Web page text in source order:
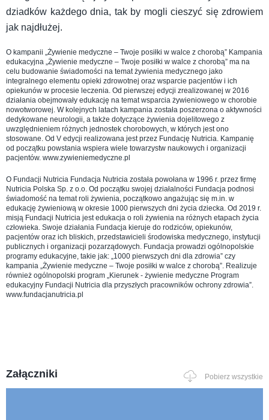
dziadków każdego dnia, tak by mogli cieszyć się zdrowiem
jak najdłużej.
O kampanii „Żywienie medyczne – Twoje posiłki w walce z chorobą” Kampania
edukacyjna „Żywienie medyczne – Twoje posiłki w walce z chorobą” ma na
celu budowanie świadomości na temat żywienia medycznego jako
integralnego elementu opieki zdrowotnej oraz wsparcie pacjentów i ich
opiekunów w procesie leczenia. Od pierwszej edycji zrealizowanej w 2016
działania obejmowały edukację na temat wsparcia żywieniowego w chorobie
nowotworowej. W kolejnych latach kampania została poszerzona o aktywności
dedykowane neurologii, a także dotyczące żywienia dojelitowego z
uwzględnieniem różnych jednostek chorobowych, w których jest ono
stosowane. Od V edycji realizowana jest przez Fundację Nutricia. Kampanię
od początku powstania wspiera wiele towarzystw naukowych i organizacji
pacjentów. www.zywieniemedyczne.pl
O Fundacji Nutricia Fundacja Nutricia została powołana w 1996 r. przez firmę
Nutricia Polska Sp. z o.o. Od początku swojej działalności Fundacja podnosi
świadomość na temat roli żywienia, początkowo angażując się m.in. w
edukację żywieniową w okresie 1000 pierwszych dni życia dziecka. Od 2019 r.
misją Fundacji Nutricia jest edukacja o roli żywienia na różnych etapach życia
człowieka. Swoje działania Fundacja kieruje do rodziców, opiekunów,
pacjentów oraz ich bliskich, przedstawicieli środowiska medycznego, instytucji
publicznych i organizacji pozarządowych. Fundacja prowadzi ogólnopolskie
programy edukacyjne, takie jak: „1000 pierwszych dni dla zdrowia” czy
kampania „Żywienie medyczne – Twoje posiłki w walce z chorobą”. Realizuje
również ogólnopolski program „Kierunek - żywienie medyczne Program
edukacyjny Fundacji Nutricia dla przyszłych pracowników ochrony zdrowia”.
www.fundacjanutricia.pl
Załączniki Pobierz wszystkie